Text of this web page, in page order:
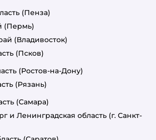
(Пенза)
(Пермь)
(Владивосток)
(Псков)
(Ростов-на-Дону)
(Рязань)
(Самара)
и Ленинградская область (г. Санкт-